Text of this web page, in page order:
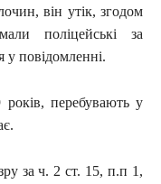
він утік, згодом
поліцейські за
повідомленні.
років, перебувають у
за ч. 2 ст. 15, п.п 1,